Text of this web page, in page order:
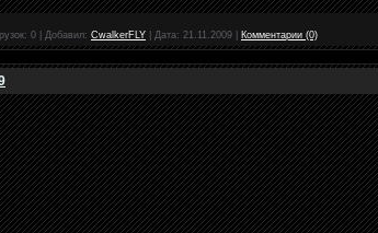
0 Добавил: CwalkerFLY Дата: 21.11.2009 Комментарии (0)